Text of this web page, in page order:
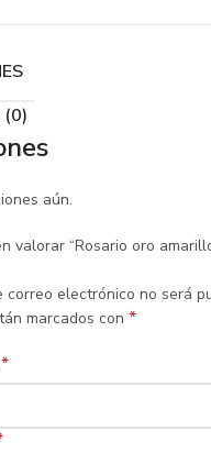
(0)
aún.
valorar “Rosario oro
correo electrónico no será
marcados con *
*